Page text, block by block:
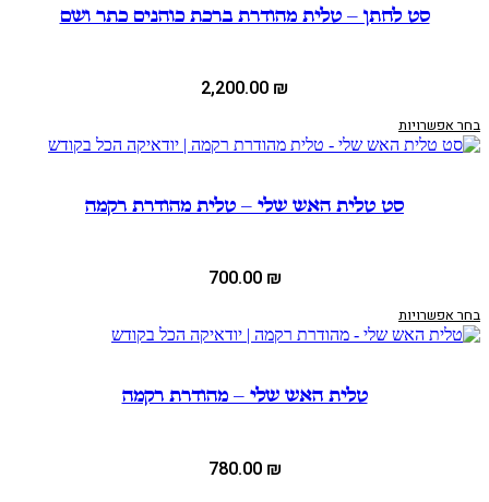
סט לחתן – טלית מהודרת ברכת כוהנים כתר ושם
2,200.00 ₪
בחר אפשרויות
סט טלית האש שלי – טלית מהודרת רקמה
700.00 ₪
בחר אפשרויות
טלית האש שלי – מהודרת רקמה
780.00 ₪